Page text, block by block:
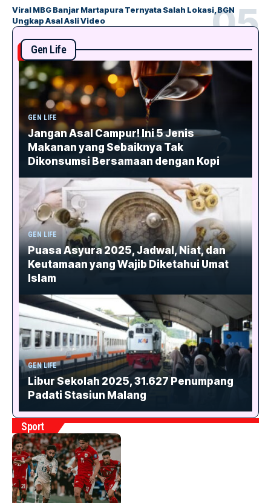
Viral MBG Banjar Martapura Ternyata Salah Lokasi, BGN
Ungkap Asal Asli Video
Gen Life
GEN LIFE
Jangan Asal Campur! Ini 5 Jenis
Makanan yang Sebaiknya Tak
Dikonsumsi Bersamaan dengan Kopi
GEN LIFE
Puasa Asyura 2025, Jadwal, Niat, dan
Keutamaan yang Wajib Diketahui Umat
Islam
GEN LIFE
Libur Sekolah 2025, 31.627 Penumpang
Padati Stasiun Malang
Sport